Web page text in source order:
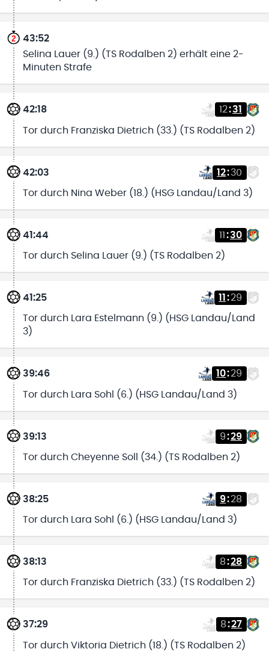
43:52
Selina Lauer (9.) (TS Rodalben 2) erhält eine 2-
Minuten Strafe
42:18 12:31
Tor durch Franziska Dietrich (33.) (TS Rodalben 2)
42:03 12:30
Tor durch Nina Weber (18.) (HSG Landau/Land 3)
41:44 11 :30
Tor durch Selina Lauer (9.) (TS Rodalben 2)
41:25 11 :29
Tor durch Lara Estelmann (9.) (HSG Landau/Land
3)
39:46 10:29
Tor durch Lara Sohl (6.) (HSG Landau/Land 3)
39:13 9:29
Tor durch Cheyenne Soll (34.) (TS Rodalben 2)
38:25 9:28
Tor durch Lara Sohl (6.) (HSG Landau/Land 3)
38:13 8:28
Tor durch Franziska Dietrich (33.) (TS Rodalben 2)
37:29 8:27
Tor durch Viktoria Dietrich (18.) (TS Rodalben 2)